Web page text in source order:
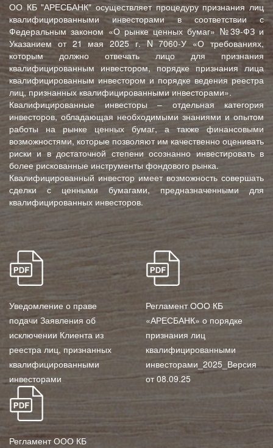
ОО КБ "АРЕСБАНК" осуществляет процедуру признания лиц
квалифицированными инвесторами в соответствии с
Федеральным законом «О рынке ценных бумаг» №39-ФЗ и
Указанием от 21 мая 2025 г. N 7060-У «О требованиях,
которым должно отвечать лицо для признания
квалифицированным инвестором, порядке признания лица
квалифицированным инвестором и порядке ведения реестра
лиц, признанных квалифицированными инвесторами».
Квалифицированные инвесторы – отдельная категория
инвесторов, обладающая необходимыми знаниями и опытом
работы на рынке ценных бумаг, а также финансовыми
возможностями, которые позволяют им качественно оценивать
риски и в достаточной степени осознанно инвестировать в
более рискованные инструменты фондового рынка.
Квалифицированный инвестор имеет возможность совершать
сделки с ценными бумагами, предназначенными для
квалифицированных инвесторов.
Формат
PDF.
Уведомление о праве
подачи Заявления об
исключении Клиента из
реестра лиц, признанных
квалифицированными
инвесторами
Формат
PDF.
Регламент ООО КБ
«АРЕСБАНК» о порядке
признания лиц
квалифицированными
инвесторами_2025_Версия
от 08.09.25
Формат
Регламент ООО КБ